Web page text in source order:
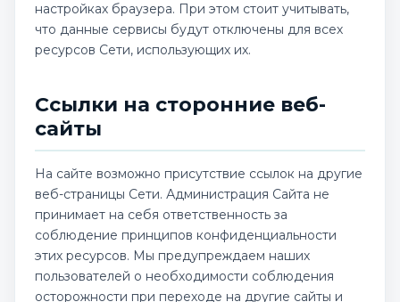
настройках браузера. При этом стоит учитывать,
что данные сервисы будут отключены для всех
ресурсов Сети, использующих их.
Ссылки на сторонние веб-
сайты
На сайте возможно присутствие ссылок на другие
веб-страницы Сети. Администрация Сайта не
принимает на себя ответственность за
соблюдение принципов конфиденциальности
этих ресурсов. Мы предупреждаем наших
пользователей о необходимости соблюдения
осторожности при переходе на другие сайты и